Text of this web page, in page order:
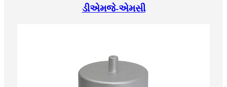
ડીએમજે-એમસી